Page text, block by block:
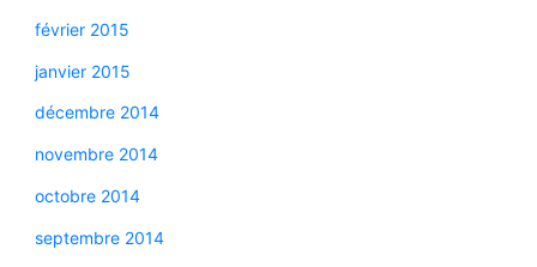
février 2015
janvier 2015
décembre 2014
novembre 2014
octobre 2014
septembre 2014